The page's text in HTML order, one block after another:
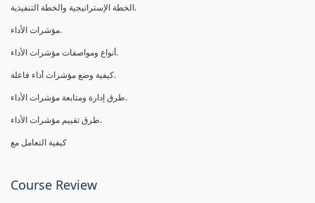
الخطة الإستراتيجية والخطة التنفيذية.
مؤشرات الأداء.
أنواع ومواصفات مؤشرات الأداء.
كيفية وضع مؤشرات أداء فاعلة.
طرق إدارة ومتابعة مؤشرات الأداء.
طرق تقييم مؤشرات الأداء.
كيفية التعامل مع
Course Review